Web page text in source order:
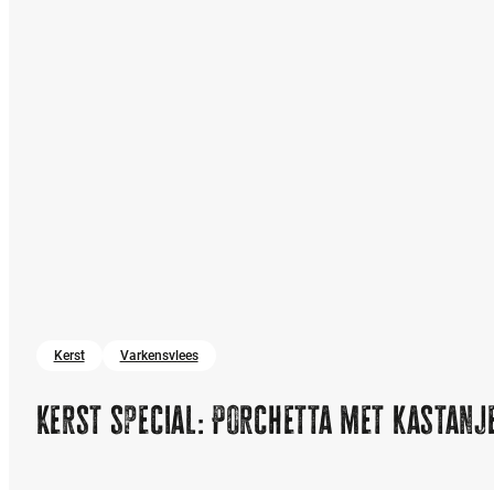
Kerst Varkensvlees
Kerst special: Porchetta met